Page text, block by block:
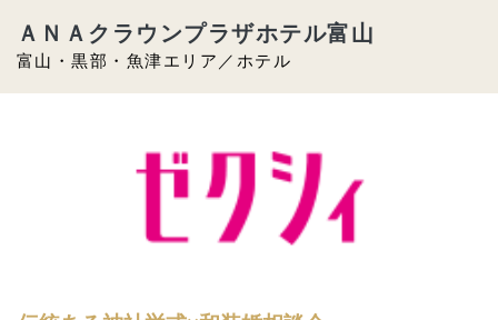
富山・黒部・魚津エリア／ホテル
ＡＮＡクラウンプラザホテル富山